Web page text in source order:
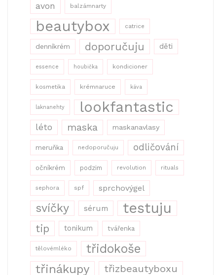
avon balzámnarty
beautybox catrice
denníkrém doporučuju děti
essence houbička kondicioner
kosmetika krémnaruce káva
laknanehty lookfantastic
léto maska maskanavlasy
meruňka nedoporučuju odličování
očníkrém podzim revolution rituals
sephora spf sprchovýgel
svíčky sérum testuju
tip tonikum tvářenka
tělovémléko
třidokoše
třinákupy
třizbeautyboxu